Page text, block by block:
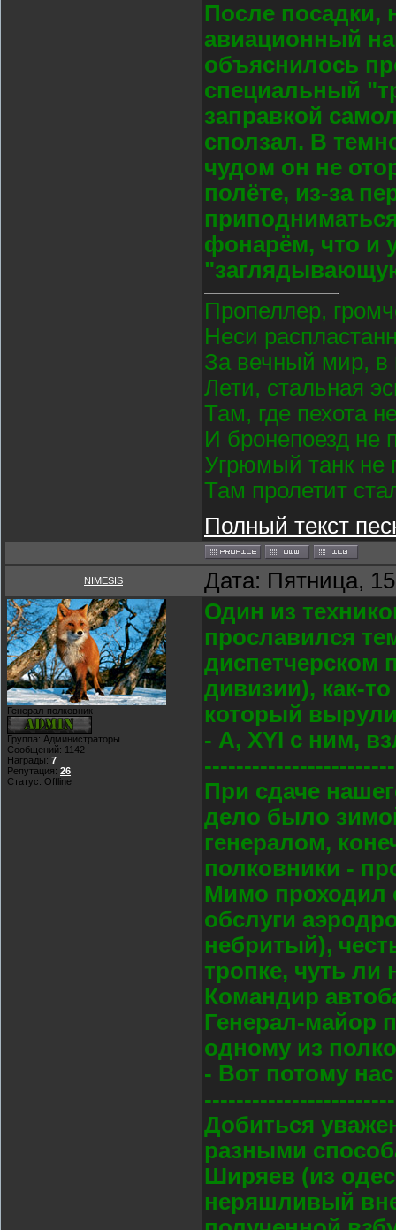
После посадки,
авиационный
объяснилось
специальный
заправкой
сползал. В
чудом он не
полёте, из-за
фонарём, что и
Пропеллер,
Неси
За вечный мир, в
Лети, стальная
Там, где пехота
И бронепоезд не
Угрюмый танк не
Там пролетит
Полный текст
NIMESIS Дата: Пятница,
Генерал-полковник
Группа: Администраторы
Сообщений: 1142
Награды: 7
Репутация: 26
Статус: Offline
Один из
прославился
диспетчерском
дивизии), как-
который
- А, XYI с ним,
При сдаче
дело было
генералом,
полковники -
Мимо проходил
обслуги
небритый),
тропке, чуть ли
Командир
Генерал-майор
одному из
- Вот потому
Добиться
разными
Ширяев (из
неряшливый